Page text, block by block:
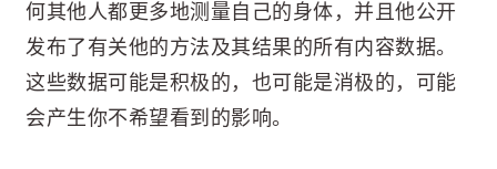
何其他人都更多地测量自己的身体，并且他公开
发布了有关他的方法及其结果的所有内容数据。
这些数据可能是积极的，也可能是消极的，可能
会产生你不希望看到的影响。